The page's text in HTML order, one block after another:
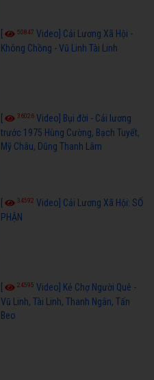
50847 Video] Cải Lương Xã Hội -
Không Chồng - Vũ Linh Tài Linh
36026 Video] Bụi đời - Cải lương
trước 1975 Hùng Cường, Bạch Tuyết,
Mỹ Châu, Dũng Thanh Lâm
34592 Video] Cải Lương Xã Hội: SỐ
PHẬN
24595 Video] Kẻ Chợ Người Quê -
Vũ Linh, Tài Linh, Thanh Ngân, Tấn
Beo